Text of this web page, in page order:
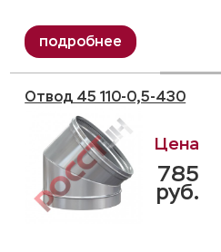
Отвод 45 110-0,5-430
785
руб.